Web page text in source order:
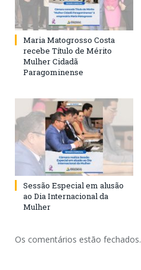
Maria Matogrosso Costa
recebe Título de Mérito
Mulher Cidadã
Paragominense
Sessão Especial em alusão
ao Dia Internacional da
Mulher
Os comentários estão fechados.